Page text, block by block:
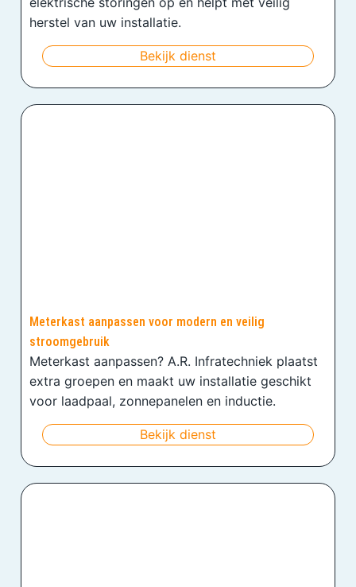
herstel van uw installatie.
Bekijk dienst
Meterkast aanpassen voor modern en veilig
stroomgebruik
Meterkast aanpassen? A.R. Infratechniek plaatst
extra groepen en maakt uw installatie geschikt
voor laadpaal, zonnepanelen en inductie.
Bekijk dienst